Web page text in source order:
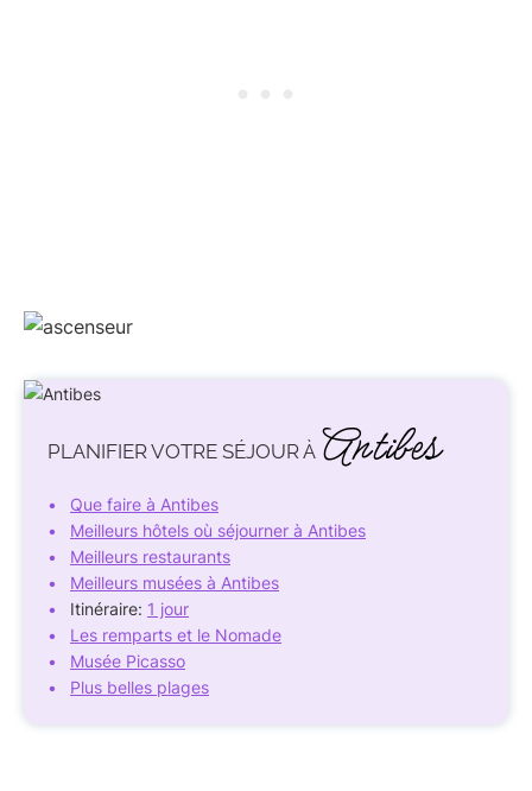
PLANIFIER VOTRE SÉJOUR À Antibes
Que faire à Antibes
Meilleurs hôtels où séjourner à Antibes
Meilleurs restaurants
Meilleurs musées à Antibes
Itinéraire: 1 jour
Les remparts et le Nomade
Musée Picasso
Plus belles plages